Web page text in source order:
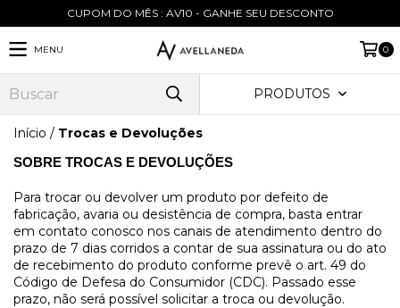
CUPOM DO MÊS : AV10 - GANHE SEU DESCONTO
MENU 0
PRODUTOS
Início / Trocas e Devoluções
SOBRE TROCAS E DEVOLUÇÕES
Para trocar ou devolver um produto por defeito de
fabricação, avaria ou desistência de compra, basta entrar
em contato conosco nos canais de atendimento dentro do
prazo de 7 dias corridos a contar de sua assinatura ou do ato
de recebimento do produto conforme prevê o art. 49 do
Código de Defesa do Consumidor (CDC). Passado esse
prazo, não será possível solicitar a troca ou devolução.